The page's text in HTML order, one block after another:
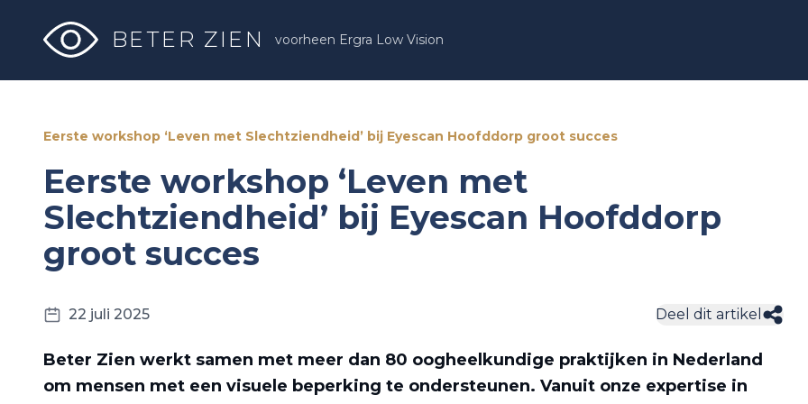
BETER ZIEN voorheen Ergra Low Vision
Eerste workshop ‘Leven met Slechtziendheid’ bij Eyescan Hoofddorp groot succes
Eerste workshop ‘Leven met
Slechtziendheid’ bij Eyescan Hoofddorp
groot succes
22 juli 2025 Deel dit artikel
Beter Zien werkt samen met meer dan 80 oogheelkundige praktijken in Nederland
om mensen met een visuele beperking te ondersteunen. Vanuit onze expertise in